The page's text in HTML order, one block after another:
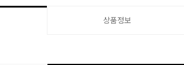
상품정보